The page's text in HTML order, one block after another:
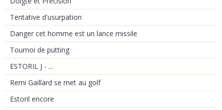
Tentative d'usurpation
Danger cet homme est un lance missile
Tournoi de putting
ESTORIL J - ...
Remi Gaillard se met au golf
Estoril encore